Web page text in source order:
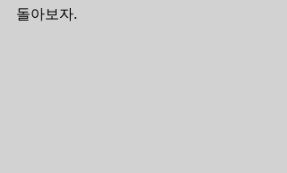
돌아보자.